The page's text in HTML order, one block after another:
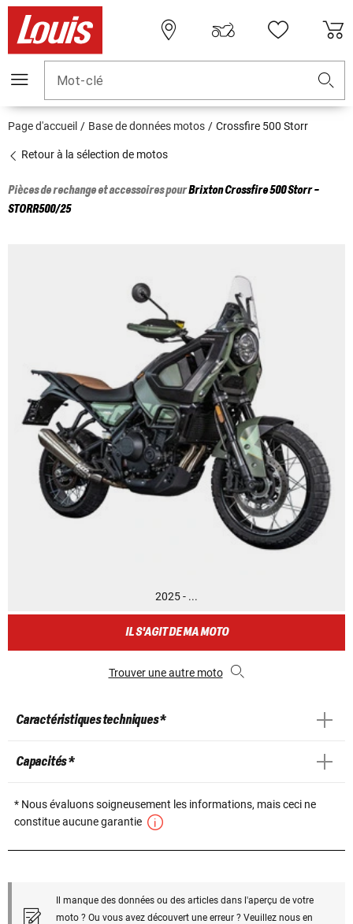
Mot-clé
Page d'accueil Base de données motos Crossfire 500 Storr
Retour à la sélection de motos
Pièces de rechange et accessoires pourBrixtonCrossfire 500 Storr -
STORR500/25
2025 - ...
IL S'AGIT DE MA MOTO
Trouver une autre moto
Caractéristiques techniques *
Capacités *
* Nous évaluons soigneusement les informations, mais ceci ne
constitue aucune garantie
Il manque des données ou des articles dans l'aperçu de votre
moto ? Ou vous avez découvert une erreur ? Veuillez nous en